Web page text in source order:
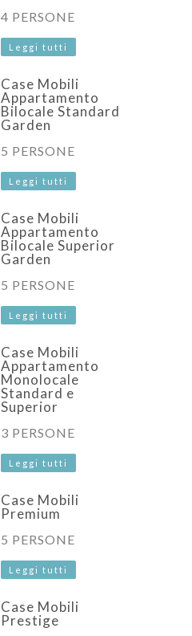
4 PERSONE
Leggi tutti
Case Mobili
Appartamento
Bilocale Standard
Garden
5 PERSONE
Leggi tutti
Case Mobili
Appartamento
Bilocale Superior
Garden
5 PERSONE
Leggi tutti
Case Mobili
Appartamento
Monolocale
Standard e
Superior
3 PERSONE
Leggi tutti
Case Mobili
Premium
5 PERSONE
Leggi tutti
Case Mobili
Prestige